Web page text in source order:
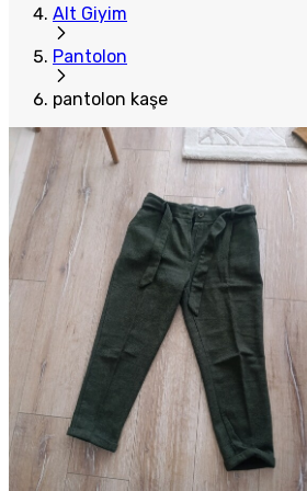
Alt Giyim
Pantolon
pantolon kaşe